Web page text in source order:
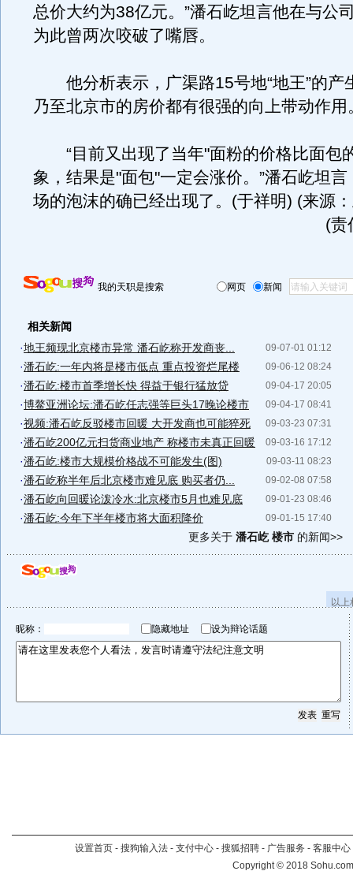
总价大约为38亿元。”潘石屹坦言他在与公
为此曾两次咬破了嘴唇。
他分析表示，广渠路15号地“地王”的产
乃至北京市的房价都有很强的向上带动作用
“目前又出现了当年"面粉的价格比面包
象，结果是"面包"一定会涨价。”潘石屹坦
场的泡沫的确已经出现了。(于祥明) (来源
(责
我的天职是搜索 网页 新闻
相关新闻
09-07-01 01:12
·地王频现北京楼市异常 潘石屹称开发商丧...
09-06-12 08:24
·潘石屹:一年内将是楼市低点 重点投资烂尾楼
09-04-17 20:05
·潘石屹:楼市首季增长快 得益于银行猛放贷
09-04-17 08:41
·博鳌亚洲论坛:潘石屹任志强等巨头17晚论楼市
09-03-23 07:31
·视频:潘石屹反驳楼市回暖 大开发商也可能猝死
09-03-16 17:12
·潘石屹200亿元扫货商业地产 称楼市未真正回暖
09-03-11 08:23
·潘石屹:楼市大规模价格战不可能发生(图)
09-02-08 07:58
·潘石屹称半年后北京楼市难见底 购买者仍...
09-01-23 08:46
·潘石屹向回暖论泼冷水:北京楼市5月也难见底
09-01-15 17:40
·潘石屹:今年下半年楼市将大面积降价
更多关于 潘石屹 楼市 的新闻>>
以
昵称： 隐藏地址 设为辩论话题
设置首页 - 搜狗输入法 - 支付中心 - 搜狐招聘 - 广告服务 - 客服中心
Copyright©2018